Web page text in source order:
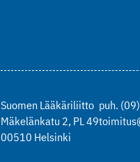
Suomen Lääkäriliitto
Mäkelänkatu 2, PL 49
00510 Helsinki
puh.